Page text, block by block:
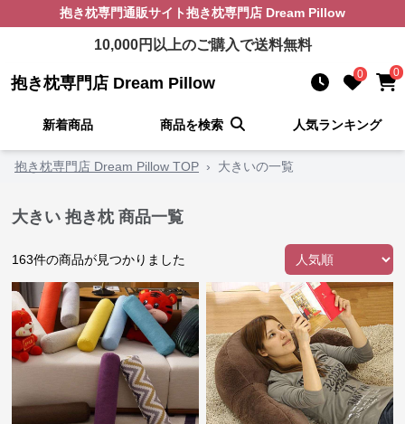
抱き枕専門通販サイト抱き枕専門店 Dream Pillow
10,000円以上のご購入で送料無料
抱き枕専門店 Dream Pillow 0 0
新着商品 商品を検索 人気ランキング
抱き枕専門店 Dream Pillow TOP › 大きいの一覧
大きい 抱き枕 商品一覧
163件の商品が見つかりました